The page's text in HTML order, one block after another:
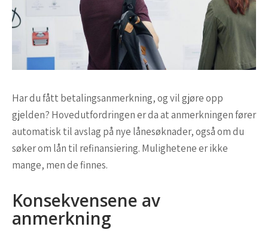
Har du fått betalingsanmerkning, og vil gjøre opp
gjelden? Hovedutfordringen er da at anmerkningen fører
automatisk til avslag på nye lånesøknader, også om du
søker om lån til refinansiering. Mulighetene er ikke
mange, men de finnes.
Konsekvensene av
anmerkning